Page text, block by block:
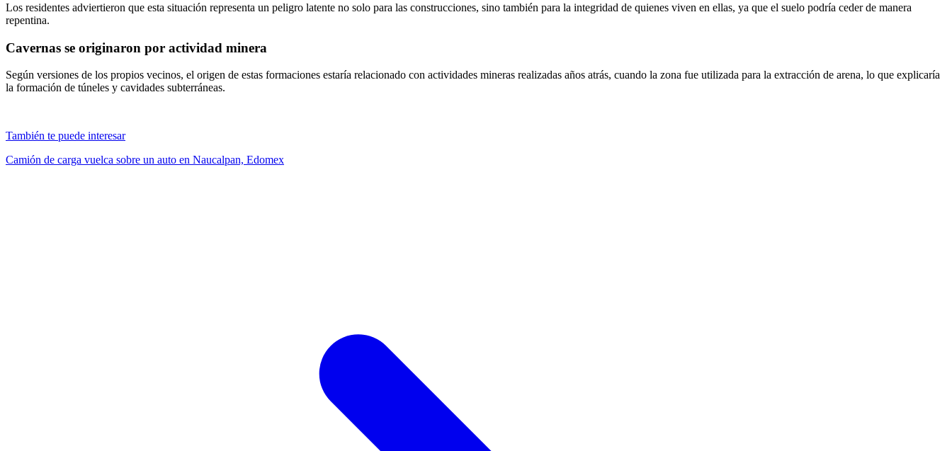
Los residentes adviertieron que esta situación representa un peligro latente no solo para las construcciones, sino también para la integridad de quienes viven en ellas, ya que el suelo podría ceder de manera
repentina.
Cavernas se originaron por actividad minera
Según versiones de los propios vecinos, el origen de estas formaciones estaría relacionado con actividades mineras realizadas años atrás, cuando la zona fue utilizada para la extracción de arena, lo que explicaría
la formación de túneles y cavidades subterráneas.
También te puede interesar
Camión de carga vuelca sobre un auto en Naucalpan, Edomex